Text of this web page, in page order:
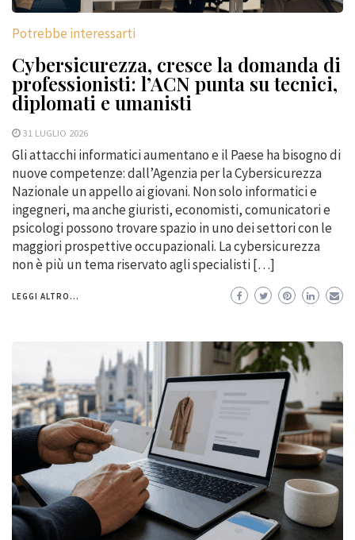
Potrebbe interessarti
Cybersicurezza, cresce la domanda di
professionisti: l’ACN punta su tecnici,
diplomati e umanisti
31 LUGLIO 2026
Gli attacchi informatici aumentano e il Paese ha bisogno di
nuove competenze: dall’Agenzia per la Cybersicurezza
Nazionale un appello ai giovani. Non solo informatici e
ingegneri, ma anche giuristi, economisti, comunicatori e
psicologi possono trovare spazio in uno dei settori con le
maggiori prospettive occupazionali. La cybersicurezza
non è più un tema riservato agli specialisti […]
LEGGI ALTRO...